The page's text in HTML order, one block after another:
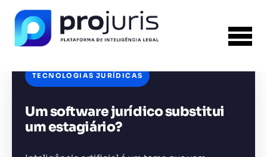
TECNOLOGIAS JURÍDICAS
Um software jurídico substitui
um estagiário?
FERRAMENTA RECOMENDADA PARA ESTE
CONTEÚDO
Sumarizador de Contratos